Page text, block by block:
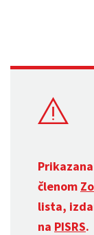
členom
lista,
na PISRS.